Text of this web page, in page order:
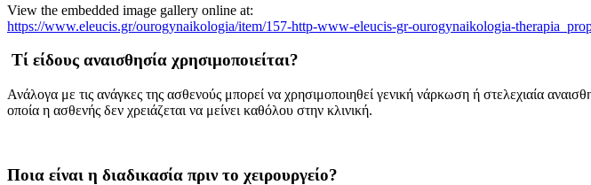
View the embedded image gallery online at:
https://www.eleucis.gr/ourogynaikologia/item/157-http-www-eleucis-gr-ourogynaikologia-
Τί είδους αναισθησία χρησιμοποιείται?
Ανάλογα με τις ανάγκες της ασθενούς μπορεί να χρησιμοποιηθεί γενική νάρκωση ή στελεχιαία
οποία η ασθενής δεν χρειάζεται να μείνει καθόλου στην κλινική.
Ποια είναι η διαδικασία πριν το χειρουργείο?